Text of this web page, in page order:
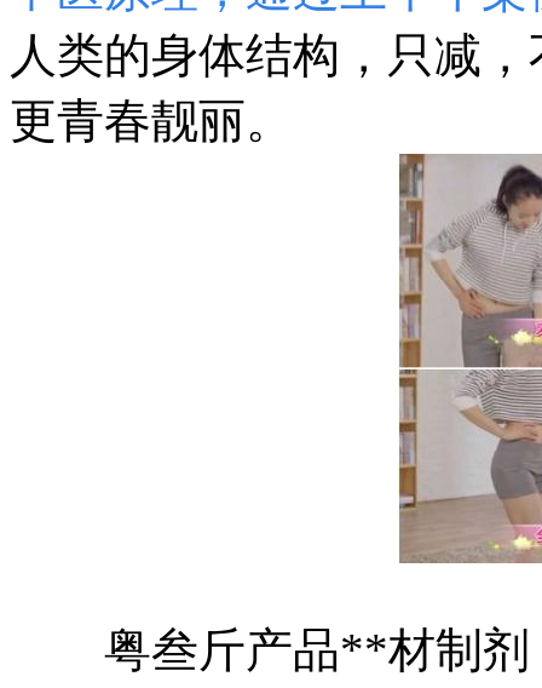
人类的身体结构，只减
更青春靓丽。
粤叁斤产品**材制剂